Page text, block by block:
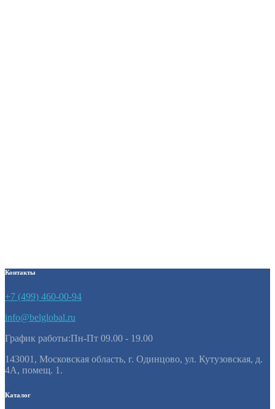
Контакты
+7 (499) 460-00-94
info@belglobal.ru
График работы:Пн-Пт 09.00 - 19.00
143001, Московская область, г. Одинцово, ул. Кутузовская, д.
4А, помещ. 1.
Каталог